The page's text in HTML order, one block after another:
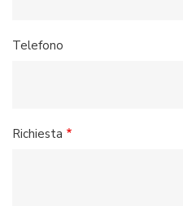
Telefono
Richiesta